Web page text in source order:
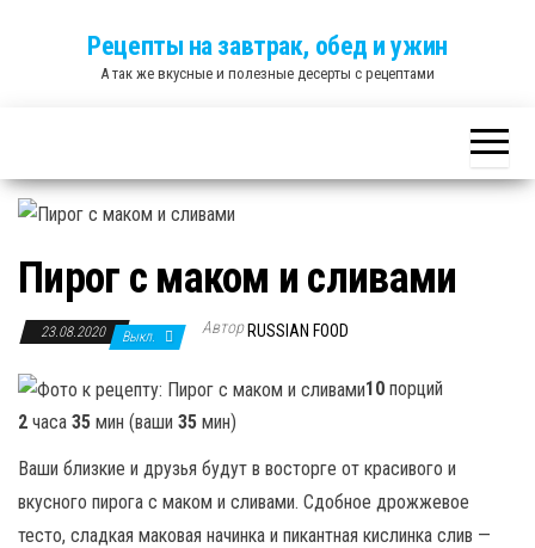
Рецепты на завтрак, обед и ужин
А так же вкусные и полезные десерты с рецептами
Пирог с маком и сливами
23.08.2020 Выкл. Автор RUSSIAN FOOD
10 порций
2 часа 35 мин (ваши 35 мин)
Ваши близкие и друзья будут в восторге от красивого и
вкусного пирога с маком и сливами. Сдобное дрожжевое
тесто, сладкая маковая начинка и пикантная кислинка слив —